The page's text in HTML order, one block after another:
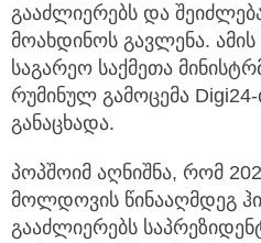
გააძლიერებს და
მოახდინოს გავლენა. ამის
საგარეო საქმეთა
რუმინულ გამოცემა
განაცხადა.
პოპშოიმ აღნიშნა, რომ
მოლდოვის წინააღმდეგ
გააძლიერებს